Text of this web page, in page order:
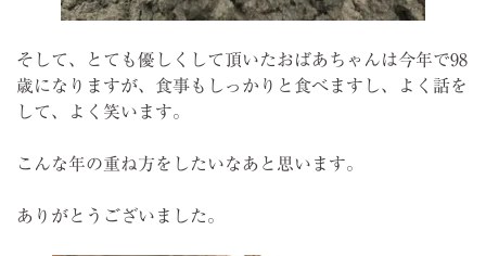
そして、とても優しくして頂いたおばあちゃんは今年で98
歳になりますが、食事もしっかりと食べますし、よく話を
して、よく笑います。
こんな年の重ね方をしたいなあと思います。
ありがとうございました。